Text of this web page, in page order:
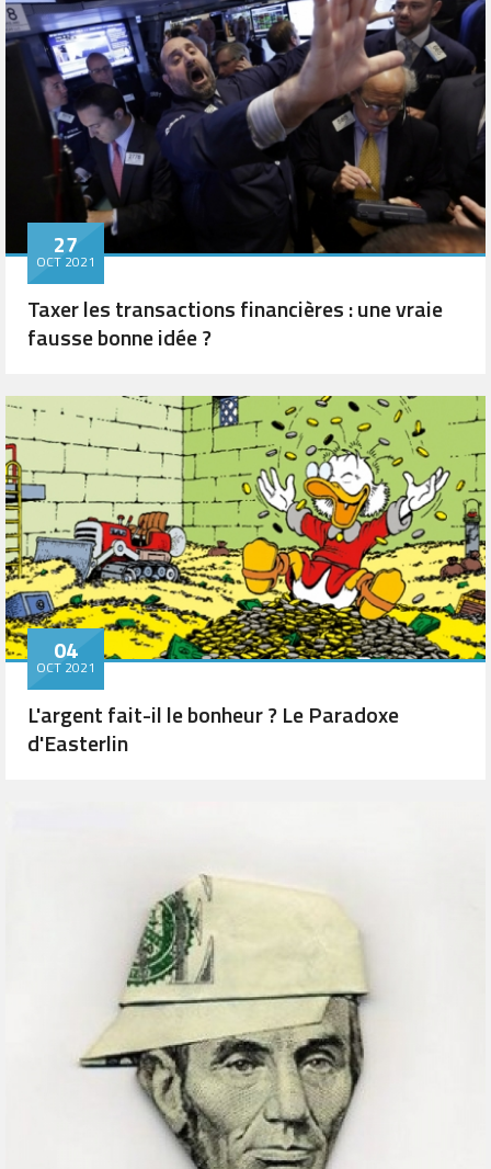
27
OCT 2021
Taxer les transactions financières : une vraie
fausse bonne idée ?
04
OCT 2021
L'argent fait-il le bonheur ? Le Paradoxe
d'Easterlin